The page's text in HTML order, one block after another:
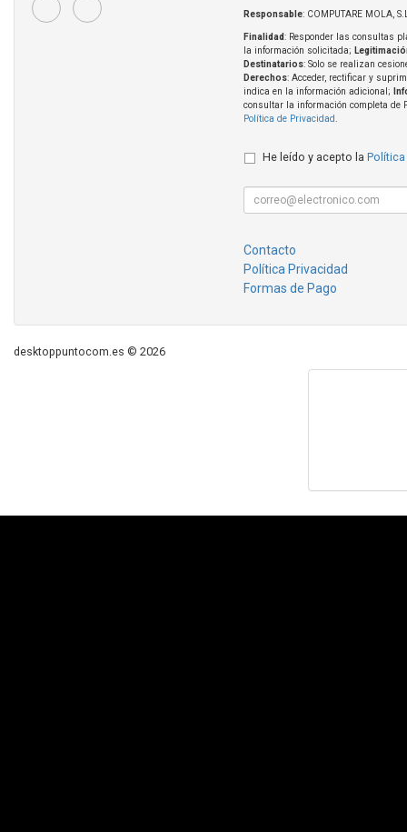
Responsable: COMPUTARE MOLA,
Finalidad: Responder las consultas
la información solicitada;
Destinatarios: Solo se realizan
Derechos: Acceder, rectificar y
indica en la información adicional;
consultar la información completa de
Política de Privacidad
He leído y acepto la Política
Contacto
Política Privacidad
Formas de Pago
desktoppuntocom.es © 2026